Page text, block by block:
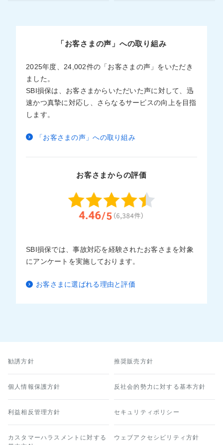
「お客さまの声」への取り組み
2025年度、24,002件の「お客さまの声」をいただき
ました。
SBI損保は、お客さまからいただいた声に対して、迅
速かつ真摯に対応し、さらなるサービスの向上を目指
します。
「お客さまの声」への取り組み
お客さまからの評価
SBI損保では、事故対応を経験されたお客さまを対象
にアンケートを実施しております。
お客さまに選ばれる理由と評価
勧誘方針 推奨販売方針
個人情報保護方針 反社会的勢力に対する基本方針
利益相反管理方針 セキュリティポリシー
カスタマーハラスメントに対する
ウェブアクセシビリティ方針